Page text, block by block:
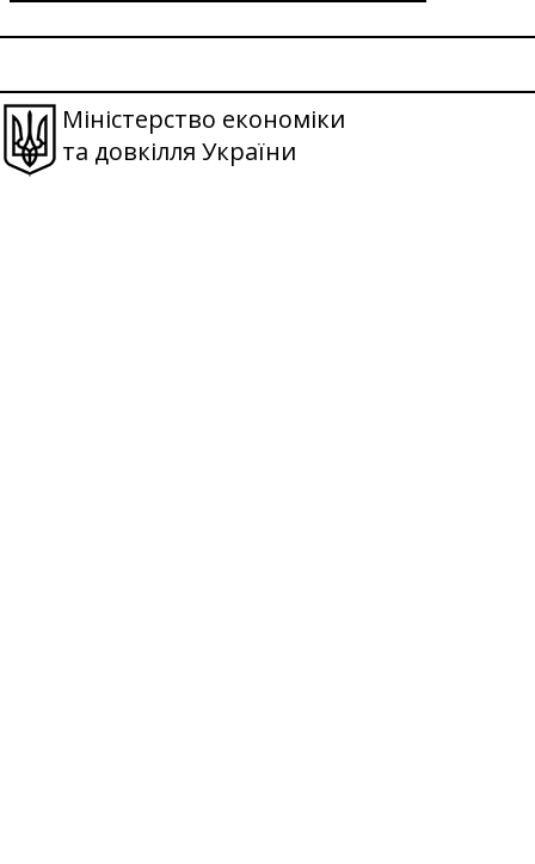
Міністерство економіки
та довкілля України